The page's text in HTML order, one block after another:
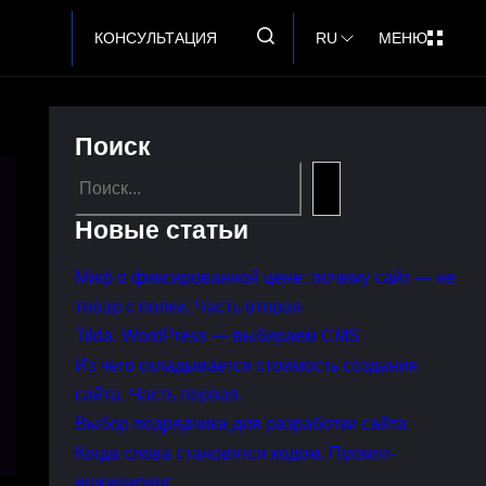
КОНСУЛЬТАЦИЯ RU МЕНЮ
Поиск
Новые статьи
Миф о фиксированной цене: почему сайт — не
товар с полки. Часть вторая
Tilda, WordPress — выбираем CMS
Из чего складывается стоимость создания
сайта. Часть первая.
Выбор подрядчика для разработки сайта
Когда слова становятся кодом. Промпт-
инжиниринг.